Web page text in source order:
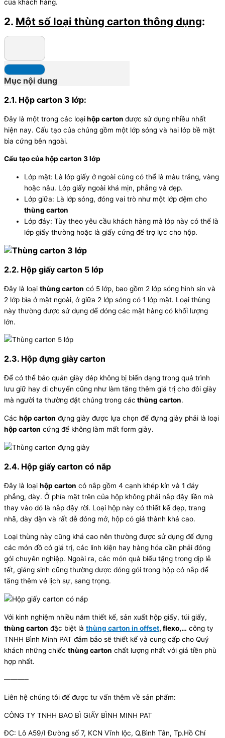
của khách hàng.
2. Một số loại thùng carton thông dụng:
Mục nội dung
2.1. Hộp carton 3 lớp:
Đây là một trong các loạihộp carton được sử dụng nhiều nhất
hiện nay. Cấu tạo của chúng gồm một lớp sóng và hai lớp bề mặt
bìa cứng bên ngoài.
Cấu tạo của hộp carton 3 lớp
Lớp mặt: Là lớp giấy ở ngoài cùng có thể là màu trắng, vàng
hoặc nâu. Lớp giấy ngoài khá mịn, phẳng và đẹp.
Lớp giữa: Là lớp sóng, đóng vai trò như một lớp đệm cho
thùng carton
Lớp đáy: Tùy theo yêu cầu khách hàng mà lớp này có thể là
lớp giấy thường hoặc là giấy cứng để trợ lực cho hộp.
2.2. Hộp giấy carton 5 lớp
Đây là loại thùng carton có 5 lớp, bao gồm 2 lớp sóng hình sin và
2 lớp bìa ở mặt ngoài, ở giữa 2 lớp sóng có 1 lớp mặt. Loại thùng
này thường được sử dụng để đóng các mặt hàng có khối lượng
lớn.
2.3. Hộp đựng giày carton
Để có thể bảo quản giày dép không bị biến dạng trong quá trình
lưu giữ hay di chuyển cũng như làm tăng thêm giá trị cho đôi giày
mà người ta thường đặt chúng trong các thùng carton.
Các hộp carton đựng giày được lựa chọn để đựng giày phải là loại
hộp carton cứng để không làm mất form giày.
2.4. Hộp giấy carton có nắp
Đây là loại hộp carton có nắp gồm 4 cạnh khép kín và 1 đáy
phẳng, dày. Ở phía mặt trên của hộp không phải nắp đậy liền mà
thay vào đó là nắp đậy rời. Loại hộp này có thiết kế đẹp, trang
nhã, dày dặn và rất dễ đóng mở, hộp có giá thành khá cao.
Loại thùng này cũng khá cao nên thường được sử dụng để đựng
các món đồ có giá trị, các linh kiện hay hàng hóa cần phải đóng
gói chuyên nghiệp. Ngoài ra, các món quà biếu tặng trong dịp lễ
tết, giáng sinh cũng thường được đóng gói trong hộp có nắp để
tăng thêm vẻ lịch sự, sang trọng.
Với kinh nghiệm nhiều năm thiết kế, sản xuất hộp giấy, túi giấy,
thùng carton đặc biệt là thùng carton in offset, flexo,… công ty
TNHH Bình Minh PAT đảm bảo sẽ thiết kế và cung cấp cho Quý
khách những chiếc thùng carton chất lượng nhất với giá tiền phù
hợp nhất.
———–
Liên hệ chúng tôi để được tư vấn thêm về sản phẩm:
CÔNG TY TNHH BAO BÌ GIẤY BÌNH MINH PAT
ĐC: Lô A59/I Đường số 7, KCN Vĩnh lộc, Q.Bình Tân, Tp.Hồ Chí